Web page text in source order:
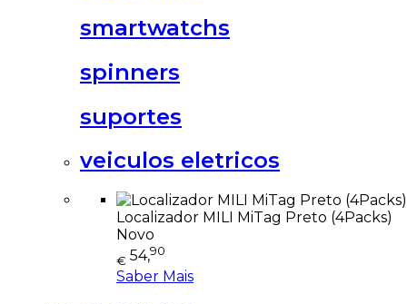
smartwatchs
spinners
suportes
veiculos eletricos
Localizador MILI MiTag Preto (4Packs)
Novo
€ 54,90
Saber Mais